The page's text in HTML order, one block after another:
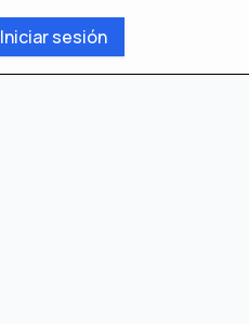
Iniciar sesión